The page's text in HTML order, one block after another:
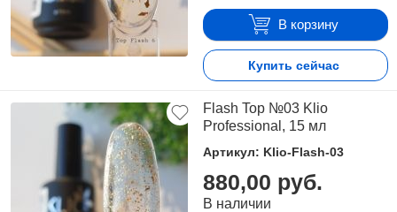
В корзину
Купить сейчас
Flash Top №03 Klio
Professional, 15 мл
Артикул: Klio-Flash-03
880,00 руб.
В наличии